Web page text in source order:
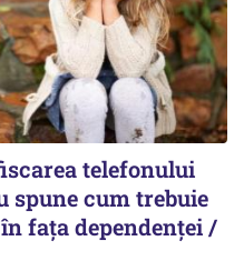
telefonului
spune cum trebuie
fața dependenței /